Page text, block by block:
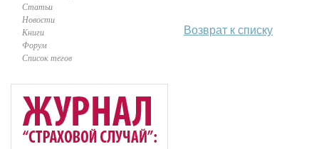
Статьи
Новости
Книги
Форум
Список тегов
Возврат к списку